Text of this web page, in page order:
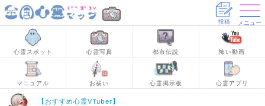
投稿 メニュー
心霊スポット 心霊写真 都市伝説 怖い動画
マニュアル お祓い 心霊掲示板 心霊アプリ
【おすすめ心霊VTuber】